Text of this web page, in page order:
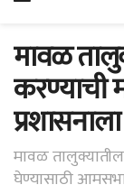
मावळ
करण्याची
मावळ
घेण्यासाठी